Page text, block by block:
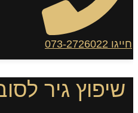
חייגו 073-2726022
שיפוץ גיר